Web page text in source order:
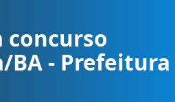
BA - Prefeitura Municipal cargo
concurso
BA - Prefeitura